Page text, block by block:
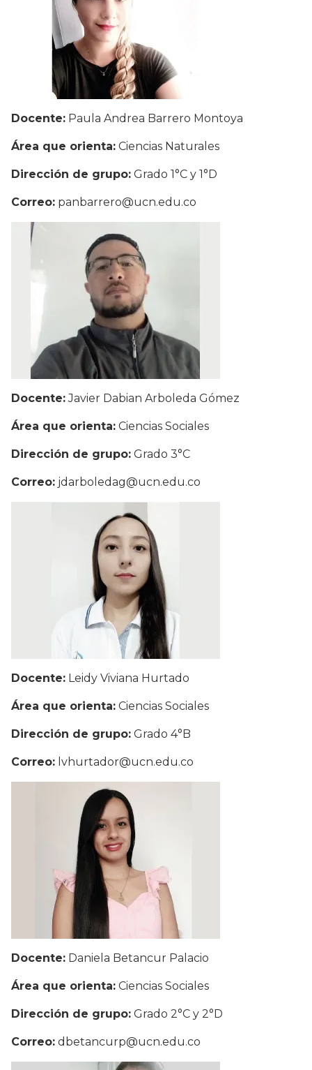
Docente: Paula Andrea Barrero Montoya
Área que orienta: Ciencias Naturales
Dirección de grupo: Grado 1°C y 1°D
Correo: panbarrero@ucn.edu.co
Docente:Javier Dabian Arboleda Gómez
Área que orienta: Ciencias Sociales
Dirección de grupo: Grado 3°C
Correo: jdarboledag@ucn.edu.co
Docente: Leidy Viviana Hurtado
Área que orienta: Ciencias Sociales
Dirección de grupo: Grado 4°B
Correo: lvhurtador@ucn.edu.co
Docente: Daniela Betancur Palacio
Área que orienta: Ciencias Sociales
Dirección de grupo: Grado 2°C y 2°D
Correo: dbetancurp@ucn.edu.co